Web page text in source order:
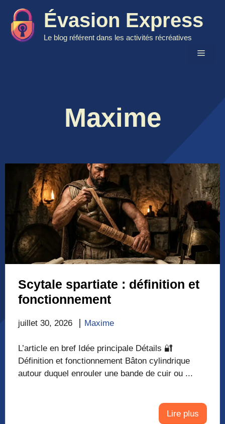
contenu
Évasion Express
Le blog référent dans les activités récréatives
Menu
Maxime
Scytale spartiate : définition et
fonctionnement
juillet 30, 2026 Maxime
L’article en bref Idée principale Détails 🔐
Définition et fonctionnement Bâton cylindrique
autour duquel enrouler une bande de cuir ou ...
Lire plus